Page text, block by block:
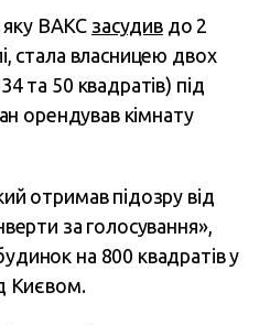
яку ВАКС засудивдо 2
стала власницею двох
та 50 квадратів) під
орендував кімнату
отримав підозру від
за голосування»,
на 800 квадратів у
Києвом.